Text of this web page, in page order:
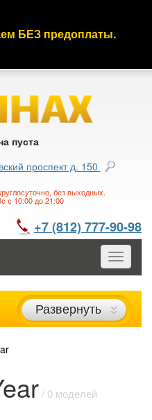
БЕЗ предоплаты.
пуста
проспект д. 150
без выходных.
с 10:00 до 21:00
+7 (812) 777-90-98
Toggle
Развернуть
/ 0 моделей